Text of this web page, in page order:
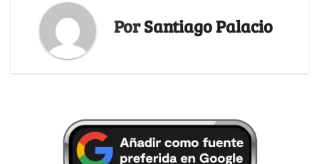
PorSantiago Palacio